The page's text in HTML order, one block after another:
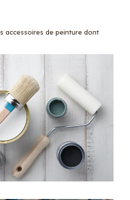
accessoires de peinture dont